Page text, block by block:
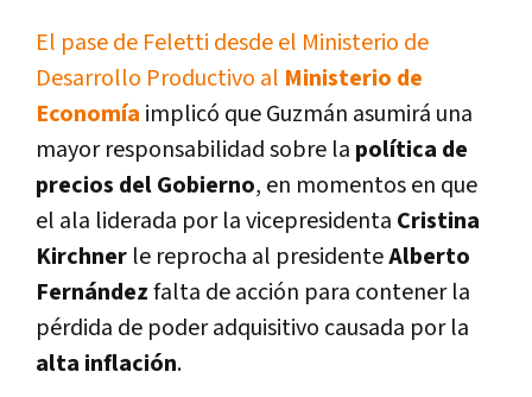
El pase de Feletti desde el Ministerio de
Desarrollo Productivo al Ministerio de
Economía implicó que Guzmán asumirá una
mayor responsabilidad sobre la política de
precios del Gobierno, en momentos en que
el ala liderada por la vicepresidenta Cristina
Kirchner le reprocha al presidenteAlberto
Fernándezfalta de acción para contener la
pérdida de poder adquisitivo causada por la
alta inflación.